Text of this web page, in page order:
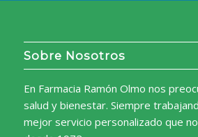
Sobre Nosotros
En Farmacia Ramón Olmo nos
salud y bienestar. Siempre
mejor servicio personalizado que